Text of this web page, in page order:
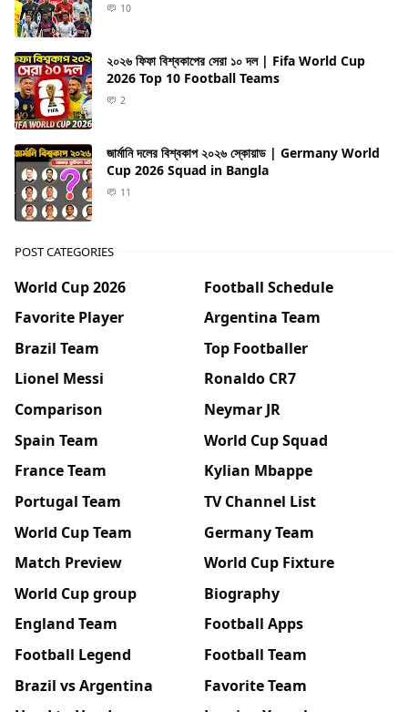
10
২০২৬ ফিফা বিশ্বকাপের সেরা ১০ দল | Fifa World Cup
2026 Top 10 Football Teams
2
জার্মানি দলের বিশ্বকাপ ২০২৬ স্কোয়াড | Germany World
Cup 2026 Squad in Bangla
11
POST CATEGORIES
World Cup 2026
Football Schedule
Favorite Player
Argentina Team
Brazil Team
Top Footballer
Lionel Messi
Ronaldo CR7
Comparison
Neymar JR
Spain Team
World Cup Squad
France Team
Kylian Mbappe
Portugal Team
TV Channel List
World Cup Team
Germany Team
Match Preview
World Cup Fixture
World Cup group
Biography
England Team
Football Apps
Football Legend
Football Team
Brazil vs Argentina
Favorite Team